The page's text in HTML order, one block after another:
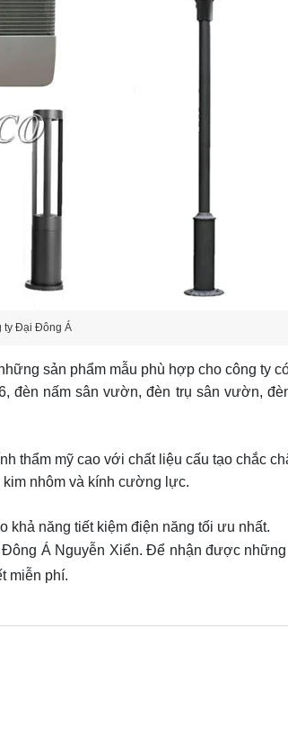
ty Đại Đông Á
sản phẩm mẫu phù hợp cho công ty
nấm sân vườn, đèn trụ sân vườn,
thẩm mỹ cao với chất liệu cấu tạo chắc
nhôm và kính cường lực.
khả năng tiết kiệm điện năng tối ưu nhất.
Á Nguyễn Xiển. Để nhận được
miễn phí.